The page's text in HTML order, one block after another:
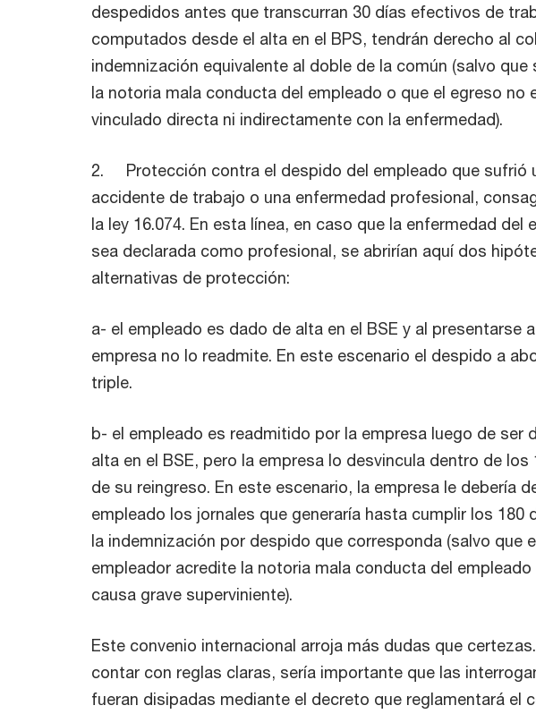
despedidos antes que transcurran 30 días efectivos de
computados desde el alta en el BPS, tendrán derecho al
indemnización equivalente al doble de la común (salvo que
la notoria mala conducta del empleado o que el egreso no
vinculado directa ni indirectamente con la enfermedad).
2. Protección contra el despido del empleado que sufrió
accidente de trabajo o una enfermedad profesional,
la ley 16.074. En esta línea, en caso que la enfermedad del
sea declarada como profesional, se abrirían aquí dos
alternativas de protección:
a- el empleado es dado de alta en el BSE y al presentarse
empresa no lo readmite. En este escenario el despido a
triple.
b- el empleado es readmitido por la empresa luego de ser
alta en el BSE, pero la empresa lo desvincula dentro de los
de su reingreso. En este escenario, la empresa le debería
empleado los jornales que generaría hasta cumplir los 180
la indemnización por despido que corresponda (salvo que
empleador acredite la notoria mala conducta del empleado
causa grave superviniente).
Este convenio internacional arroja más dudas que
contar con reglas claras, sería importante que las
fueran disipadas mediante el decreto que reglamentará el